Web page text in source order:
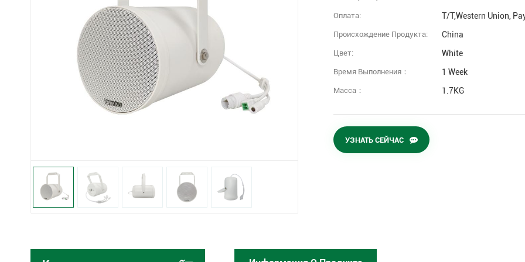
Оплата: T/T,Western Union,
Происхождение Продукта: China
Цвет: White
Время Выполнения： 1 Week
Масса： 1.7KG
УЗНАТЬ СЕЙЧАС